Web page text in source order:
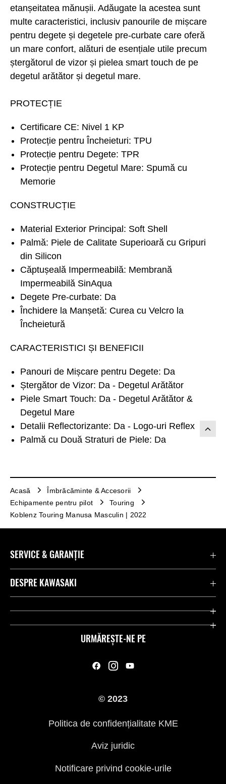
etanșeitatea mănușii. Adăugate la acestea sunt
multe caracteristici, inclusiv panourile de mișcare
pentru degete și degetele pre-curbate care oferă
un mare confort, alături de esențiale utile precum
ștergătorul de vizor și pielea smart touch de pe
degetul arătător și degetul mare.
PROTECȚIE
Certificare CE: Nivel 1 KP
Protecție pentru Încheieturi: TPU
Protecție pentru Degete: TPR
Protecție pentru Degetul Mare: Spumă cu
Memorie
CONSTRUCȚIE
Material Exterior Principal: Soft Shell
Palmă: Piele de Calitate Superioară cu Gripuri
din Silicon
Căptușeală Impermeabilă: Membrană
Impermeabilă SinAqua
Degete Pre-curbate: Da
Închidere la Manșetă: Curea cu Velcro la
Încheietură
CARACTERISTICI ȘI BENEFICII
Panouri de Mișcare pentru Degete: Da
Ștergător de Vizor: Da - Degetul Arătător
Piele Smart Touch: Da - Degetul Arătător &
Degetul Mare
Detalii Reflectorizante: Da - Logo-uri Reflex
Palmă cu Două Straturi de Piele: Da
Acasă
Îmbrăcăminte & Accesorii
Echipamente pentru pilot
Touring
Koblenz Touring Manusa Masculin | 2022
URMĂREȘTE-NE PE
SERVICE & GARANȚIE
Contactează-ne
Link-uri utile
DESPRE KAWASAKI
Companie
© 2023
Politica de confidențialitate KME
Aviz juridic
Notificare privind cookie-urile